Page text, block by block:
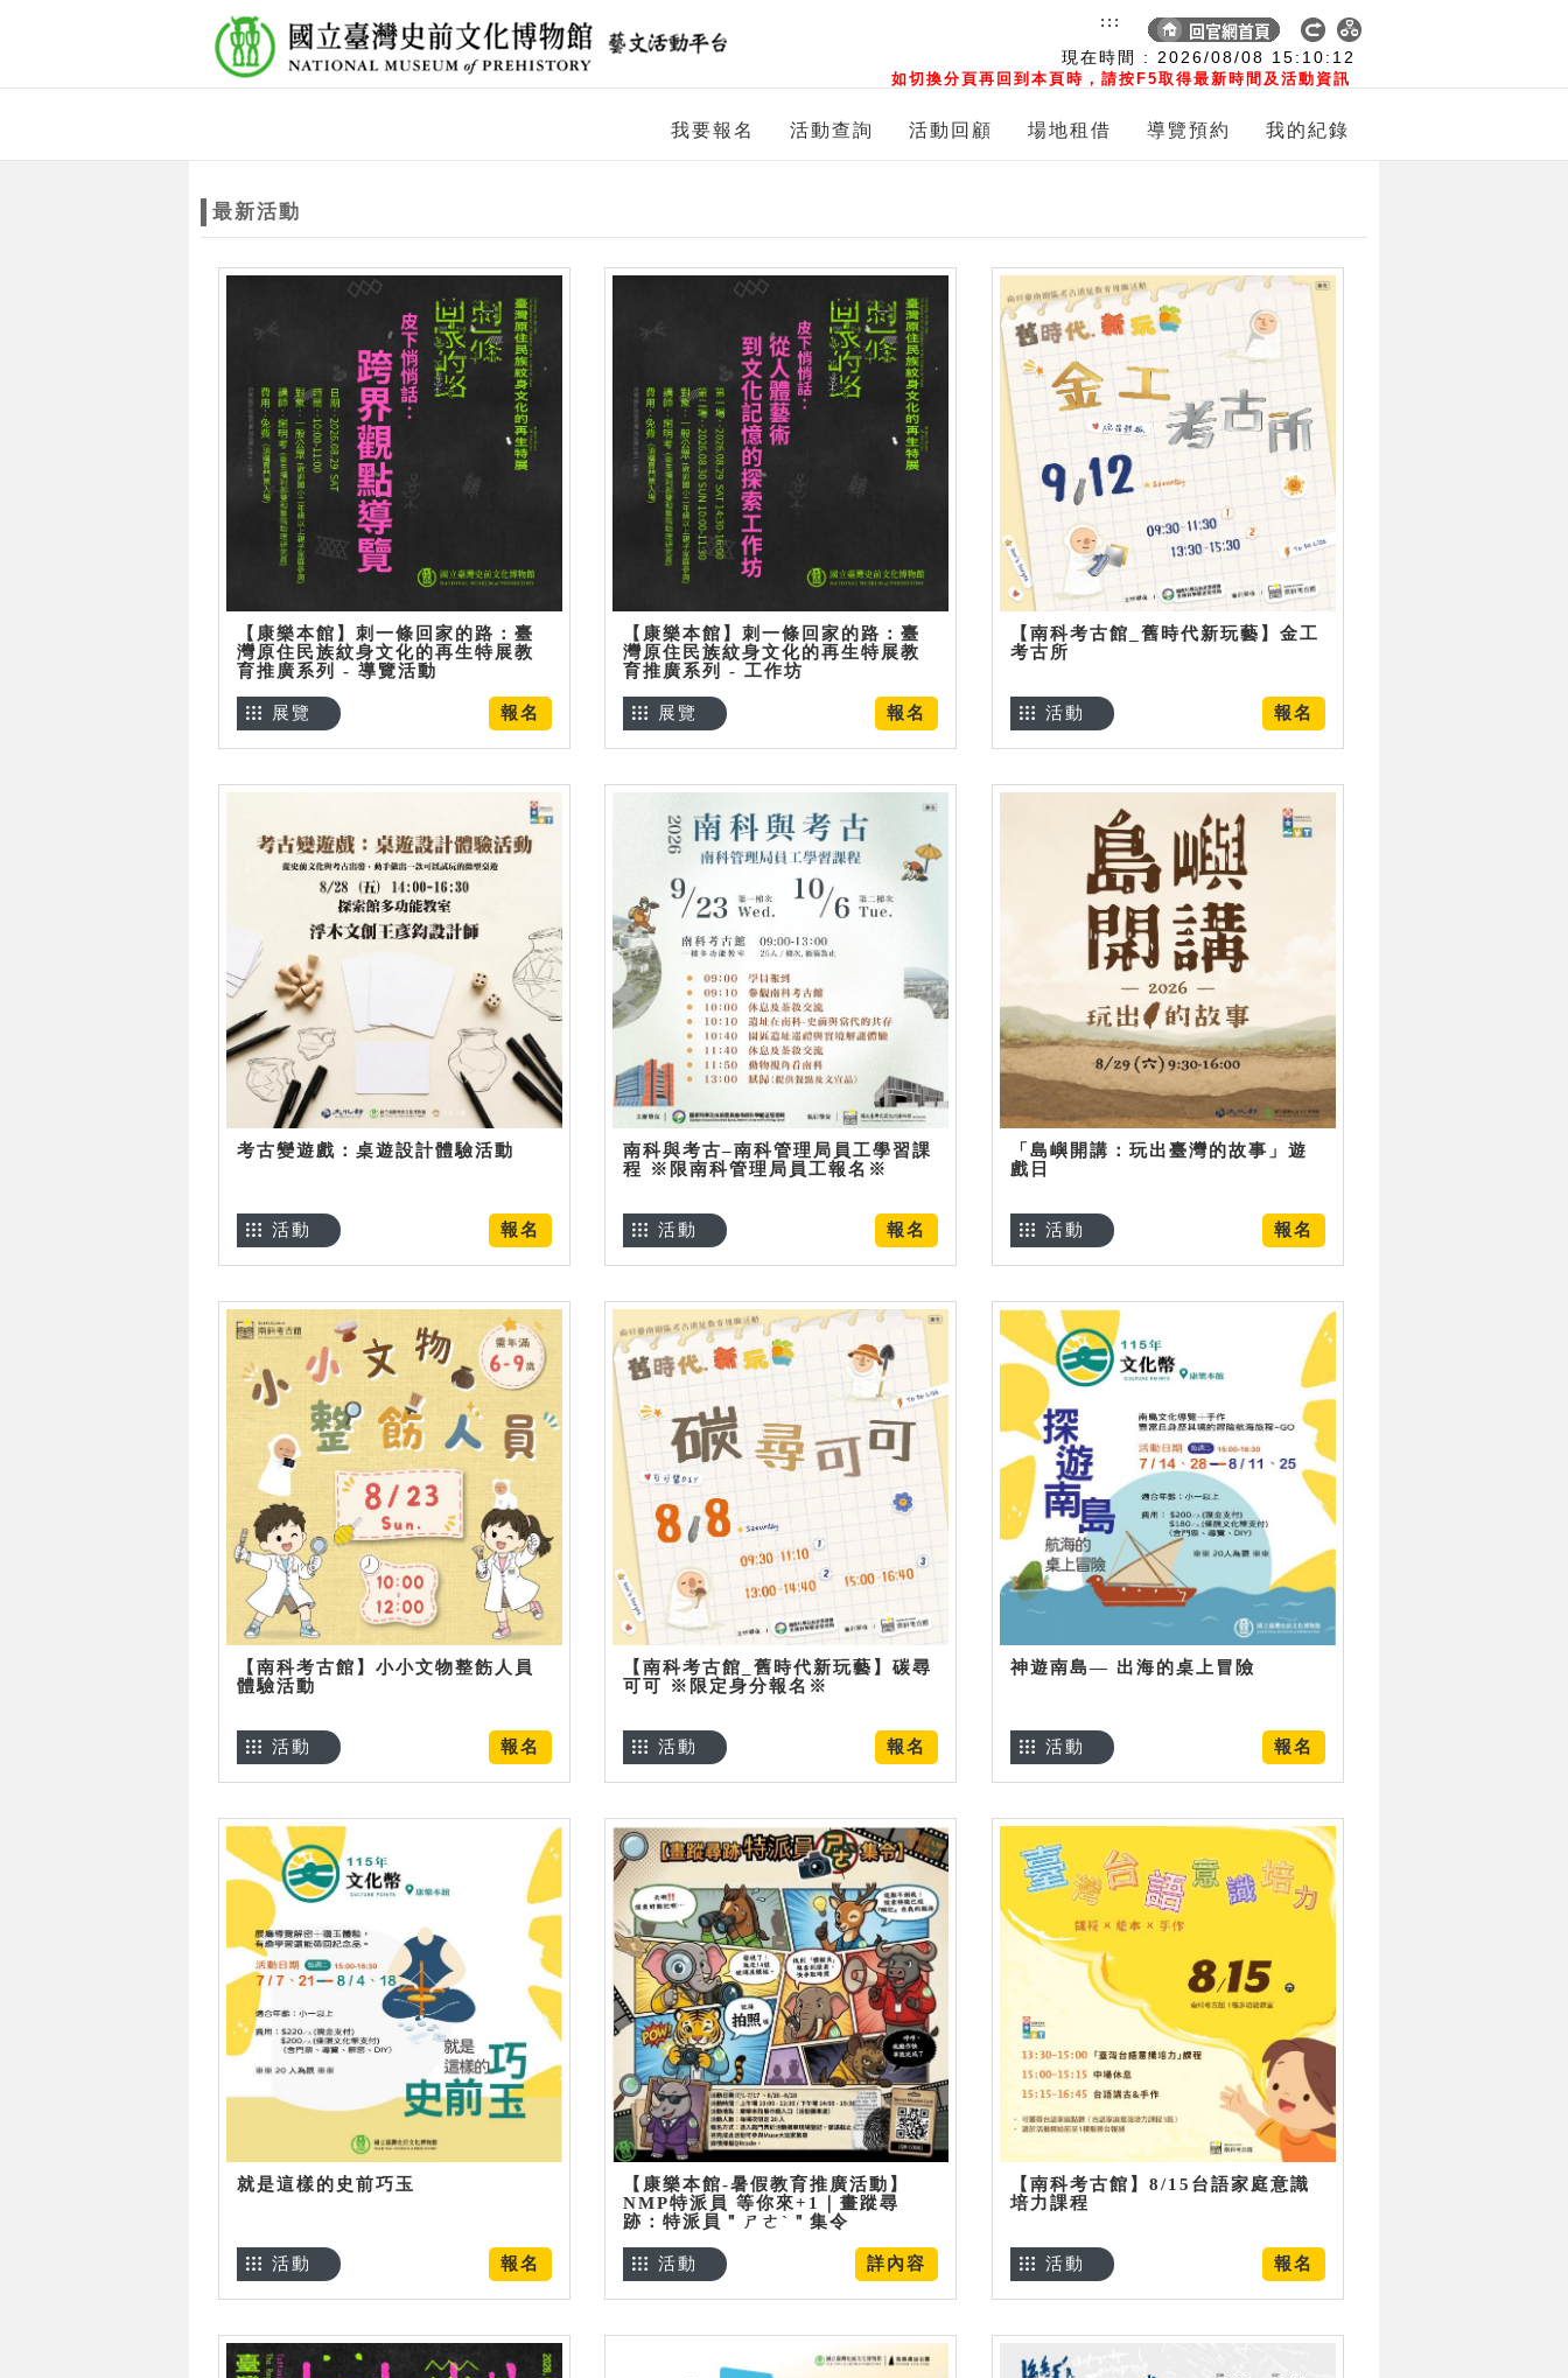
現在時間 : 2026/08/08 15:10:14
如切換分頁再回到本頁時，請按F5取得最新時間及活動資訊
:::
我要報名 活動查詢 活動回顧 場地租借 導覽預約 我的紀錄
最新活動
【康樂本館】刺一條回家的路：臺
灣原住民族紋身文化的再生特展教
育推廣系列 - 導覽活動
報名
展覽
【康樂本館】刺一條回家的路：臺
灣原住民族紋身文化的再生特展教
育推廣系列 - 工作坊
報名
展覽
【南科考古館_舊時代新玩藝】金工
考古所
報名
活動
考古變遊戲：桌遊設計體驗活動
報名
活動
南科與考古–南科管理局員工學習課
程 ※限南科管理局員工報名※
報名
活動
「島嶼開講：玩出臺灣的故事」遊
戲日
報名
活動
【南科考古館】小小文物整飭人員
體驗活動
報名
活動
【南科考古館_舊時代新玩藝】碳尋
可可 ※限定身分報名※
報名
活動
神遊南島— 出海的桌上冒險
報名
活動
就是這樣的史前巧玉
報名
活動
【康樂本館-暑假教育推廣活動】
NMP特派員 等你來+1｜畫蹤尋
跡：特派員＂ㄕㄜˋ＂集令
詳內容
活動
【南科考古館】8/15台語家庭意識
培力課程
報名
活動